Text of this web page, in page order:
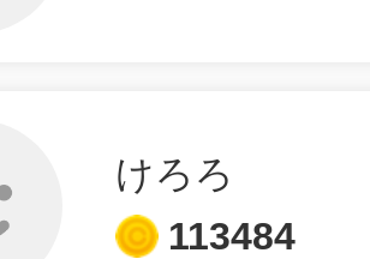
けろろ
113484
日立